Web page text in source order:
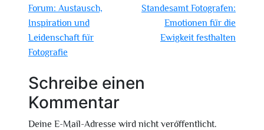
Forum: Austausch,
Inspiration und
Leidenschaft für
Fotografie
Standesamt Fotografen:
Emotionen für die
Ewigkeit festhalten
Schreibe einen
Kommentar
Deine E-Mail-Adresse wird nicht veröffentlicht.